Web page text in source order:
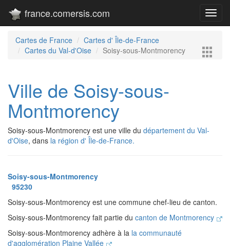
france.comersis.com
Cartes de France
Cartes d' Île-de-France
Cartes du Val-d'Oise
Soisy-sous-Montmorency
Ville de Soisy-sous-
Montmorency
Soisy-sous-Montmorency est une ville du département du Val-
d'Oise, dans la région d' Île-de-France.
Soisy-sous-Montmorency
95230
Soisy-sous-Montmorency est une commune chef-lieu de canton.
Soisy-sous-Montmorency fait partie du canton de Montmorency
Soisy-sous-Montmorency adhère à la la communauté
d'agglomération Plaine Vallée